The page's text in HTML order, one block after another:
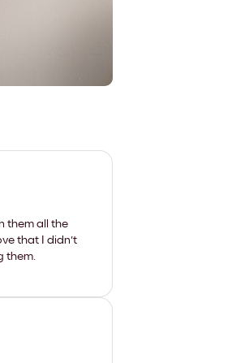
them all the
that I didn't
them.